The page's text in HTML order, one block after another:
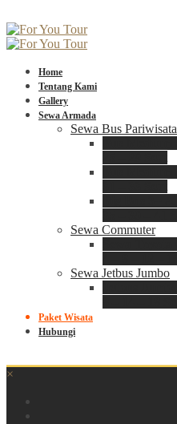
Home
Tentang Kami
Gallery
Sewa Armada
Sewa Bus Pariwisata
Sewa Commuter
Sewa Jetbus Jumbo
Paket Wisata
Hubungi
×